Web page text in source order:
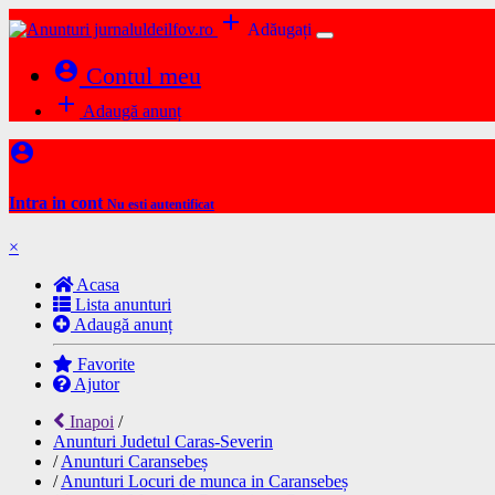
add Adăugați
account_circle Contul meu
add Adaugă anunț
account_circle
Intra in cont Nu esti autentificat
×
Acasa
Lista anunturi
Adaugă anunț
Favorite
Ajutor
Inapoi /
Anunturi Judetul Caras-Severin
/Anunturi Caransebeș
/Anunturi Locuri de munca in Caransebeș